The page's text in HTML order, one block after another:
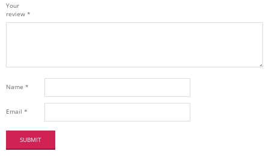
Your
review *
Name *
Email *